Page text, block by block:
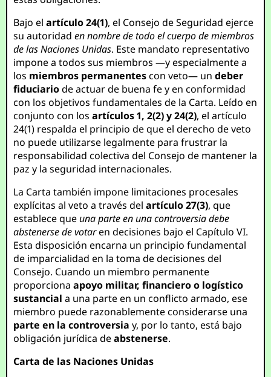
Bajo elartículo 24(1), el Consejo de Seguridad ejerce
su autoridaden nombre de todo el cuerpo de miembros
de las Naciones Unidas. Este mandato representativo
impone a todos sus miembros —y especialmente a
los miembros permanentescon veto— undeber
fiduciariode actuar de buena fe y en conformidad
con los objetivos fundamentales de la Carta. Leído en
conjunto con losartículos 1, 2(2) y 24(2), el artículo
24(1) respalda el principio de que el derecho de veto
no puede utilizarse legalmente para frustrar la
responsabilidad colectiva del Consejo de mantener la
paz y la seguridad internacionales.
La Carta también impone limitaciones procesales
explícitas al veto a través delartículo 27(3), que
establece que una parte en una controversia debe
abstenerse de votaren decisiones bajo el Capítulo VI.
Esta disposición encarna un principio fundamental
de imparcialidad en la toma de decisiones del
Consejo. Cuando un miembro permanente
proporcionaapoyo militar, financiero o logístico
sustancial a una parte en un conflicto armado, ese
miembro puede razonablemente considerarse una
parte en la controversia y, por lo tanto, está bajo
obligación jurídica deabstenerse.
Carta de las Naciones Unidas